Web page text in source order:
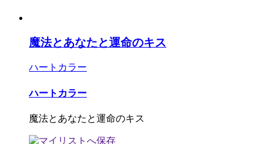
魔法とあなたと運命のキス
ハートカラー
ハートカラー
魔法とあなたと運命のキス